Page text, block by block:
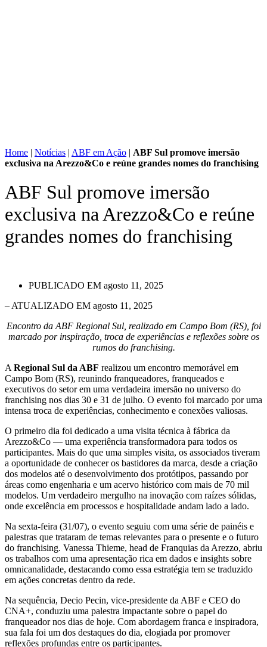
Home | Notícias | ABF em Ação | ABF Sul promove imersão
exclusiva na Arezzo&Co e reúne grandes nomes do franchising
ABF Sul promove imersão
exclusiva na Arezzo&Co e reúne
grandes nomes do franchising
PUBLICADO EM agosto 11, 2025
– ATUALIZADO EM agosto 11, 2025
Encontro da ABF Regional Sul, realizado em Campo Bom (RS), foi
marcado por inspiração, troca de experiências e reflexões sobre os
rumos do franchising.
A Regional Sul da ABF realizou um encontro memorável em
Campo Bom (RS), reunindo franqueadores, franqueados e
executivos do setor em uma verdadeira imersão no universo do
franchising nos dias 30 e 31 de julho. O evento foi marcado por uma
intensa troca de experiências, conhecimento e conexões valiosas.
O primeiro dia foi dedicado a uma visita técnica à fábrica da
Arezzo&Co — uma experiência transformadora para todos os
participantes. Mais do que uma simples visita, os associados tiveram
a oportunidade de conhecer os bastidores da marca, desde a criação
dos modelos até o desenvolvimento dos protótipos, passando por
áreas como engenharia e um acervo histórico com mais de 70 mil
modelos. Um verdadeiro mergulho na inovação com raízes sólidas,
onde excelência em processos e hospitalidade andam lado a lado.
Na sexta-feira (31/07), o evento seguiu com uma série de painéis e
palestras que trataram de temas relevantes para o presente e o futuro
do franchising. Vanessa Thieme, head de Franquias da Arezzo, abriu
os trabalhos com uma apresentação rica em dados e insights sobre
omnicanalidade, destacando como essa estratégia tem se traduzido
em ações concretas dentro da rede.
Na sequência, Decio Pecin, vice-presidente da ABF e CEO do
CNA+, conduziu uma palestra impactante sobre o papel do
franqueador nos dias de hoje. Com abordagem franca e inspiradora,
sua fala foi um dos destaques do dia, elogiada por promover
reflexões profundas entre os participantes.